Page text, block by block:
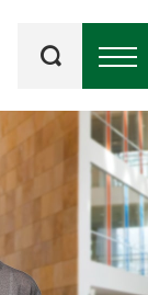
kluczowe